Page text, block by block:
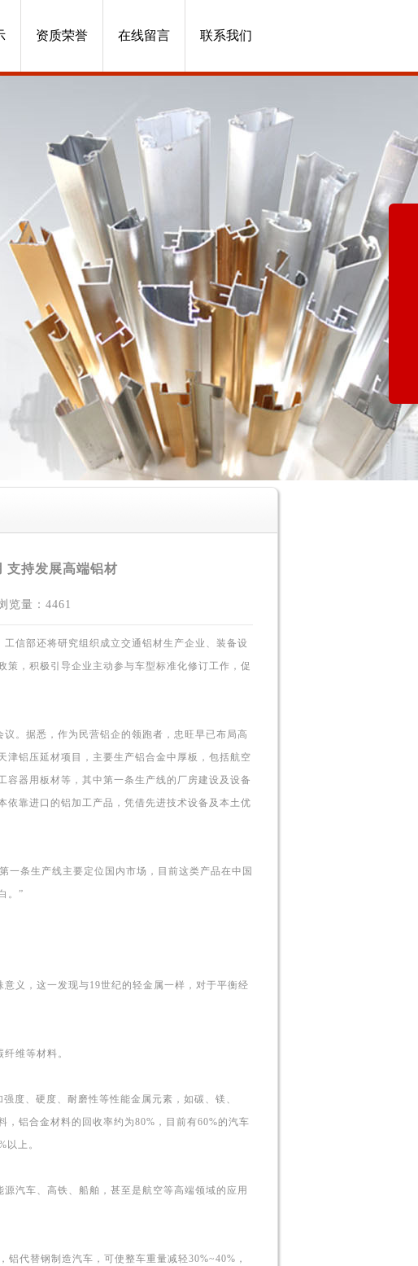
资质荣誉 在线留言 联系我们
支持发展高端铝材
览量：4461
信部还将研究组织成立交通铝材生产企业、装备设
，积极引导企业主动参与车型标准化修订工作，促
。据悉，作为民营铝企的领跑者，忠旺早已布局高
津铝压延材项目，主要生产铝合金中厚板，包括航空
器用板材等，其中第一条生产线的厂房建设及设备
依靠进口的铝加工产品，凭借先进技术设备及本土优
条生产线主要定位国内市场，目前这类产品在中国
。”
义，这一发现与19世纪的轻金属一样，对于平衡经
维等材料。
、硬度、耐磨性等性能金属元素，如碳、镁、
铝合金材料的回收率约为80%，目前有60%的汽车
上。
车、高铁、船舶，甚至是航空等高端领域的应用
代替钢制造汽车，可使整车重量减轻30%~40%，